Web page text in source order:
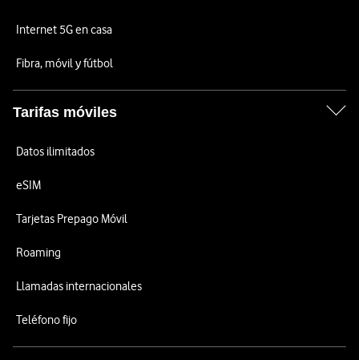
Internet 5G en casa
Fibra, móvil y fútbol
Tarifas móviles
Datos ilimitados
eSIM
Tarjetas Prepago Móvil
Roaming
Llamadas internacionales
Teléfono fijo